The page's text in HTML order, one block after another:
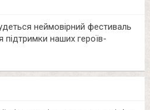
неймовірний фестиваль
підтримки наших героїв-